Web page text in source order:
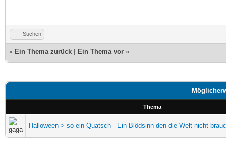
Suchen
« Ein Thema zurück Ein Thema vor »
Thema
Halloween > so ein Quatsch - Ein Blödsinn den die Welt nicht